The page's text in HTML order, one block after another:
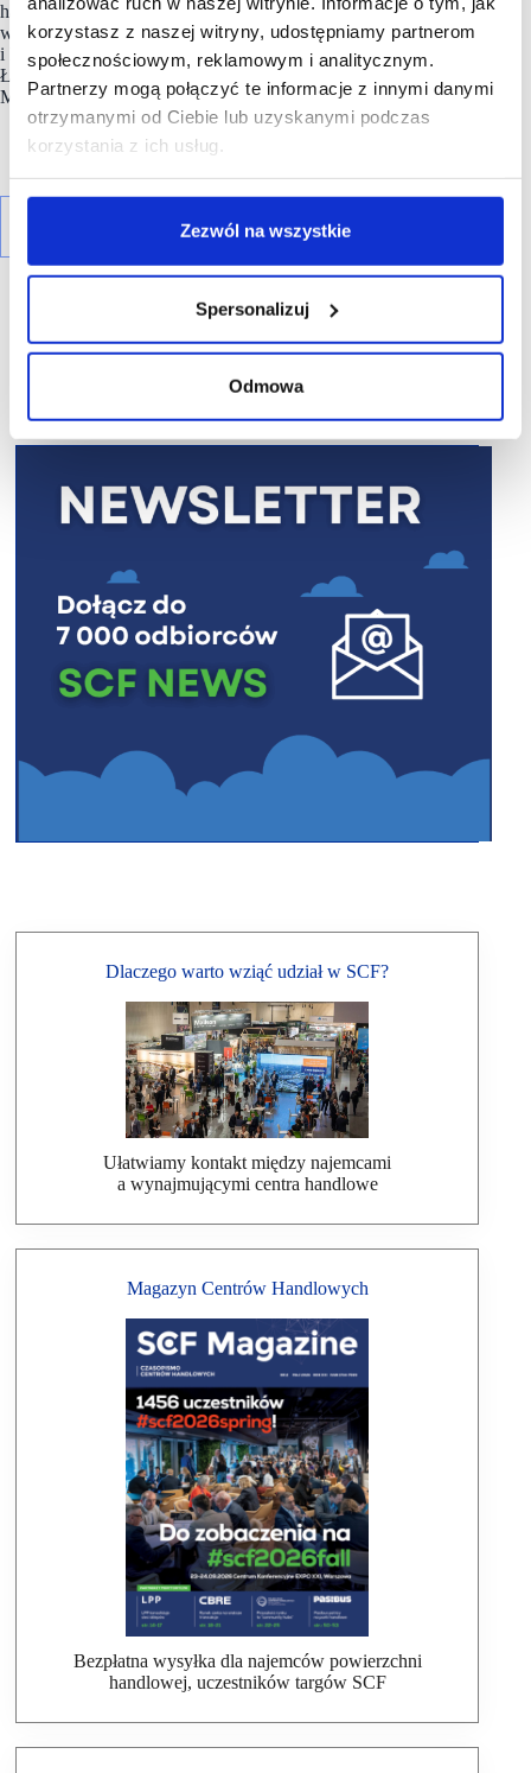
korzystasz z naszej witryny, udostępniamy partnerom
społecznościowym, reklamowym i analitycznym.
Partnerzy mogą połączyć te informacje z innymi danymi
otrzymanymi od Ciebie lub uzyskanymi podczas
korzystania z ich usług.
Zezwól na wszystkie
Spersonalizuj
Odmowa
handlowych zlokalizowanych w 18 największych miastach
w kraju oraz biurowcem Arkada Business Park w Bydgoszczy
i kompleksem biurowym React zlokalizowanym w centrum
Łodzi. Apsys prowadzi także inwestycję mieszkaniową – Solea
Mieszkania przy Wyścigach na warszawskim Mokotowie.
Dlaczego warto wziąć udział w SCF?
Ułatwiamy kontakt między najemcami
a wynajmującymi centra handlowe
Magazyn Centrów Handlowych
Bezpłatna wysyłka dla najemców powierzchni
handlowej, uczestników targów SCF